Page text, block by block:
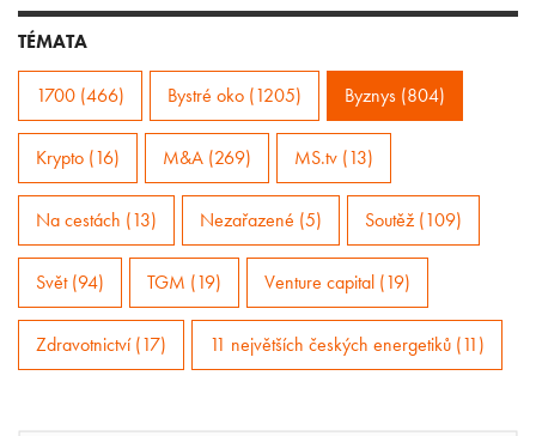
TÉMATA
1700 (466) Bystré oko (1205) Byznys (804)
Krypto (16) M&A (269) MS.tv (13)
Na cestách (13) Nezařazené (5) Soutěž (109)
Svět (94) TGM (19) Venture capital (19)
Zdravotnictví (17) 11 největších českých energetiků (11)